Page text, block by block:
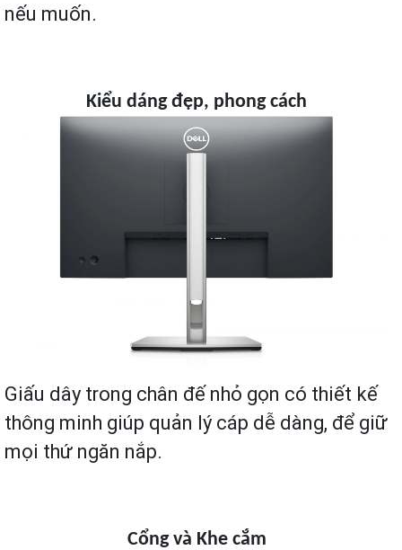
nếu muốn.
Kiểu dáng đẹp, phong cách
Giấu dây trong chân đế nhỏ gọn có thiết kế
thông minh giúp quản lý cáp dễ dàng, để giữ
mọi thứ ngăn nắp.
Cổng và Khe cắm